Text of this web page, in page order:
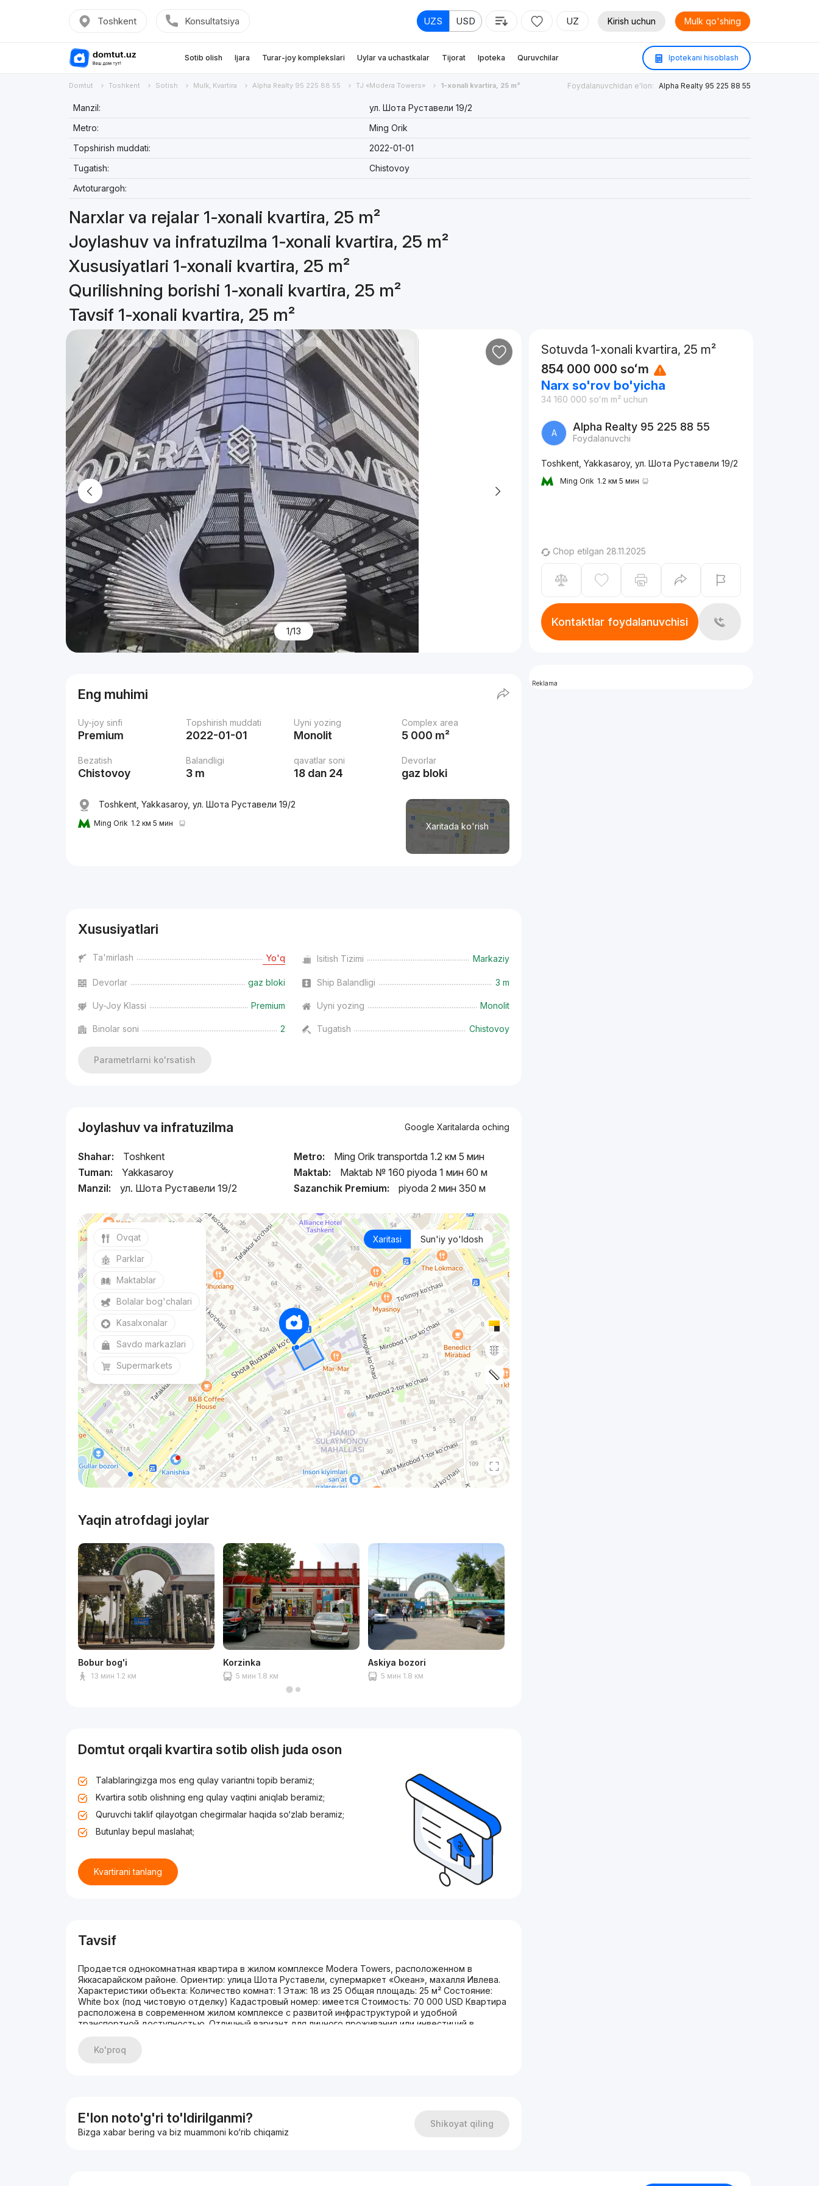
Toshkent Konsultatsiya UZS USD UZ Kirish uchun Mulk qo'shing
Sotib olish Ijara Turar-joy komplekslari Uylar va uchastkalar Tijorat Ipoteka Quruvchilar Ipotekani hisoblash
Domtut Toshkent Sotish Mulk, Kvartira Alpha Realty 95 225 88 55 TJ «Modera Towers» 1-xonali kvartira, 25 m² Foydalanuvchidan e'lon: Alpha Realty 95 225 88 55
Manzil:
ул. Шота Руставели 19/2
Metro:
Ming Orik
Topshirish muddati:
2022-01-01
Tugatish:
Chistovoy
Avtoturargoh:
Narxlar va rejalar 1-xonali kvartira, 25 m²
Joylashuv va infratuzilma 1-xonali kvartira, 25 m²
Xususiyatlari 1-xonali kvartira, 25 m²
Qurilishning borishi 1-xonali kvartira, 25 m²
Tavsif 1-xonali kvartira, 25 m²
1/13
Eng muhimi
Uy-joy sinfi
Premium
Topshirish muddati
2022-01-01
Uyni yozing
Monolit
Complex area
5 000 m²
Bezatish
Chistovoy
Balandligi
3 m
qavatlar soni
18 dan 24
Devorlar
gaz bloki
Xaritada ko'rish
Toshkent, Yakkasaroy, ул. Шота Руставели 19/2
Ming Orik 1.2 км 5 мин
Xususiyatlari
Ta'mirlash Yo'q Isitish Tizimi Markaziy
Devorlar gaz bloki Ship Balandligi 3 m
Uy-Joy Klassi Premium Uyni yozing Monolit
Binolar soni 2 Tugatish Chistovoy
Parametrlarni ko'rsatish
Joylashuv va infratuzilma Google Xaritalarda oching
Shahar:
Toshkent
Tuman:
Yakkasaroy
Manzil:
ул. Шота Руставели 19/2
Metro:
Ming Orik transportda 1.2 км 5 мин
Maktab:
Maktab № 160 piyoda 1 мин 60 м
Sazanchik Premium:
piyoda 2 мин 350 м
Xaritasi Sun'iy yo'ldosh
Ovqat
Parklar
Maktablar
Bolalar bog'chalari
Kasalxonalar
Savdo markazlari
Supermarkets
Yaqin atrofdagi joylar
Bobur bog'i
13 мин 1.2 км
Korzinka
5 мин 1.8 км
Askiya bozori
5 мин 1.8 км
Domtut orqali kvartira sotib olish juda oson
Talablaringizga mos eng qulay variantni topib beramiz;
Kvartira sotib olishning eng qulay vaqtini aniqlab beramiz;
Quruvchi taklif qilayotgan chegirmalar haqida so‘zlab beramiz;
Butunlay bepul maslahat;
Kvartirani tanlang
Tavsif
Продается однокомнатная квартира в жилом комплексе Modera Towers, расположенном в
Яккасарайском районе. Ориентир: улица Шота Руставели, супермаркет «Океан», махалля Ивлева.
Характеристики объекта: Количество комнат: 1 Этаж: 18 из 25 Общая площадь: 25 м² Состояние:
White box (под чистовую отделку) Кадастровый номер: имеется Стоимость: 70 000 USD Квартира
расположена в современном жилом комплексе с развитой инфраструктурой и удобной
транспортной доступностью. Отличный вариант для личного проживания или инвестиций в
Ko'proq
E'lon noto'g'ri to'ldirilganmi?
Bizga xabar bering va biz muammoni ko‘rib chiqamiz
Shikoyat qiling
Sotuvda 1-xonali kvartira, 25 m²
854 000 000 soʻm
Narx so'rov bo'yicha
34 160 000 soʻm m² uchun
A Alpha Realty 95 225 88 55
Foydalanuvchi
Toshkent, Yakkasaroy, ул. Шота Руставели 19/2
Ming Orik 1.2 км 5 мин
Chop etilgan 28.11.2025
Kontaktlar foydalanuvchisi
Reklama